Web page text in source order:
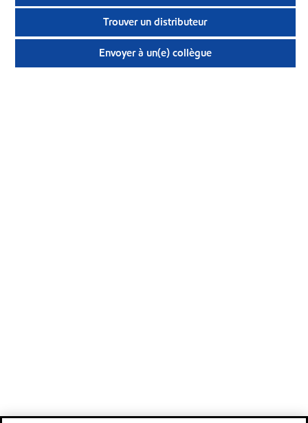
Trouver un distributeur
Envoyer à un(e) collègue